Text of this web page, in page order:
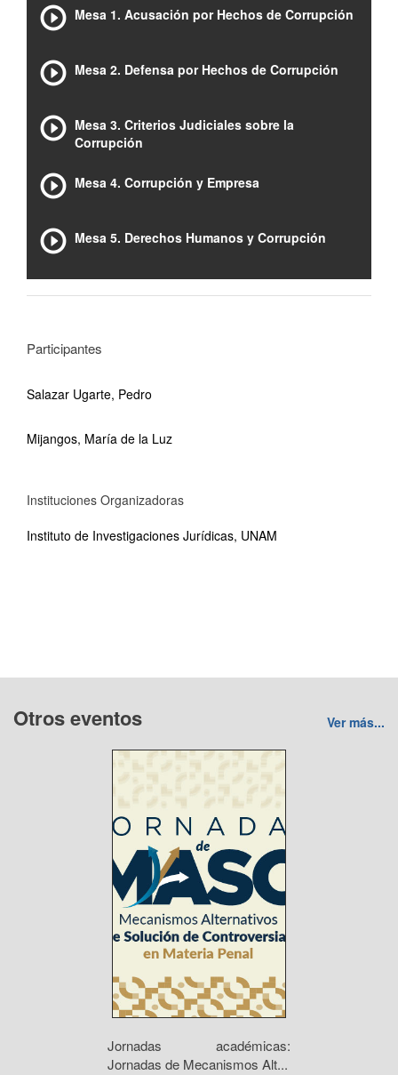
Mesa 1. Acusación por Hechos de Corrupción
Mesa 2. Defensa por Hechos de Corrupción
Mesa 3. Criterios Judiciales sobre la
Corrupción
Mesa 4. Corrupción y Empresa
Mesa 5. Derechos Humanos y Corrupción
Participantes
Salazar Ugarte, Pedro
Mijangos, María de la Luz
Instituciones Organizadoras
Instituto de Investigaciones Jurídicas, UNAM
Otros eventos Ver más...
Jornadas académicas:
Jornadas de Mecanismos Alt...